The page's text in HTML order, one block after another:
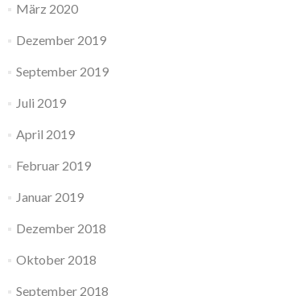
März 2020
Dezember 2019
September 2019
Juli 2019
April 2019
Februar 2019
Januar 2019
Dezember 2018
Oktober 2018
September 2018